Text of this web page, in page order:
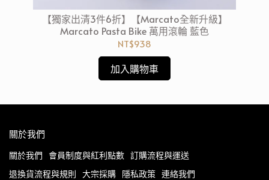
【獨家出清3件6折】【Marcato全新升級】
Marcato Pasta Bike 萬用滾輪 藍色
NT$938
加入購物車
關於我們
關於我們 會員制度與紅利點數 訂購流程與運送
退換貨流程與規則 大宗採購 隱私政策 連絡我們